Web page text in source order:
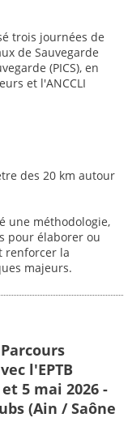
trois journées de
de Sauvegarde
(PICS), en
et l'ANCCLI
des 20 km autour
une méthodologie,
pour élaborer ou
renforcer la
majeurs.
l'EPTB
5 mai 2026 -
(Ain / Saône